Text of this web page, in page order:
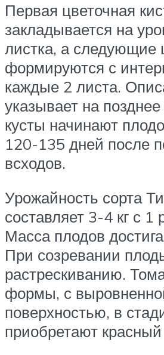
Первая цветочная
закладывается на
листка, а следующие
формируются с
каждые 2 листа.
указывает на
кусты начинают
120-135 дней после
всходов.
Урожайность сорта
составляет 3-4 кг с 1
Масса плодов
При созревании
растрескиванию.
формы, с
поверхностью, в
приобретают красный